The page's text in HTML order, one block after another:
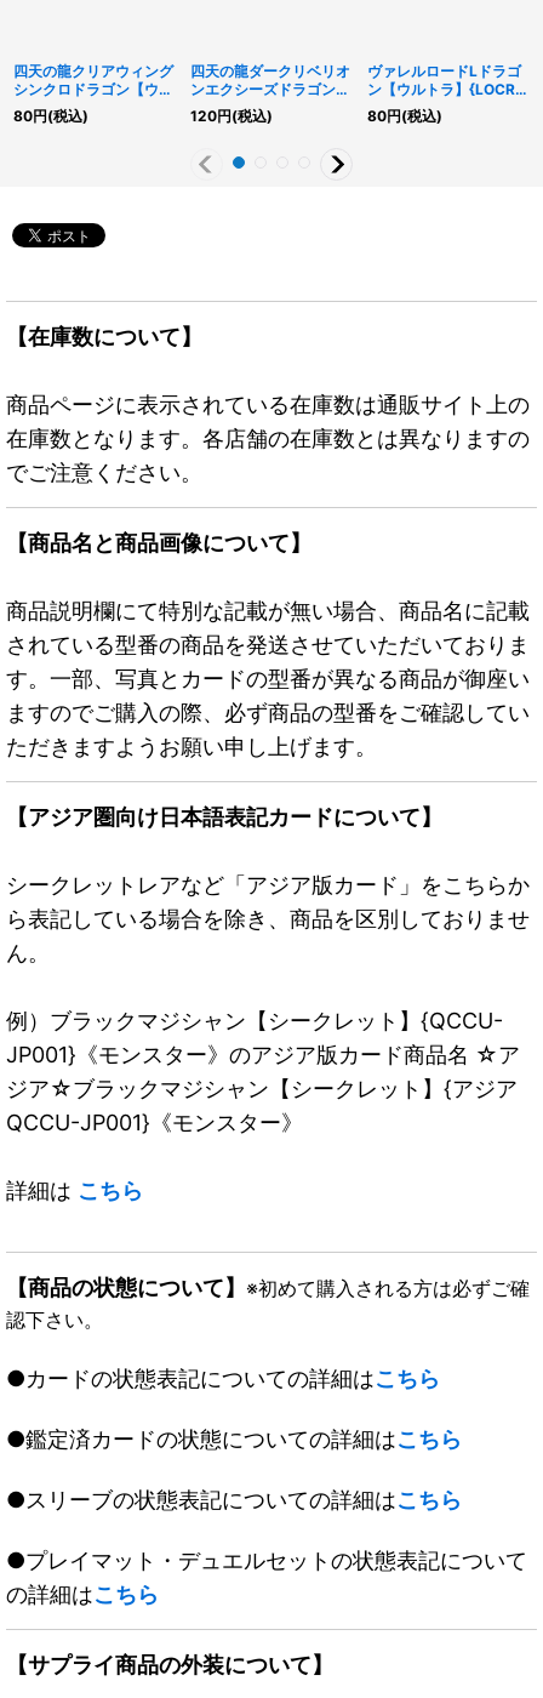
四天の龍クリアウィング
シンクロドラゴン【ウル
トラ】{LOCR-JP014}
《シンクロ》
80円(税込)
四天の龍ダークリベリオ
ンエクシーズドラゴン
【ウルトラ】{LOCR-
JP015}《エクシーズ》
120円(税込)
ヴァレルロードLドラゴ
ン【ウルトラ】{LOCR-
JP016}《リンク》
80円(税込)
【在庫数について】
商品ページに表示されている在庫数は通販サイト上の
在庫数となります。各店舗の在庫数とは異なりますの
でご注意ください。
【商品名と商品画像について】
商品説明欄にて特別な記載が無い場合、商品名に記載
されている型番の商品を発送させていただいておりま
す。一部、写真とカードの型番が異なる商品が御座い
ますのでご購入の際、必ず商品の型番をご確認してい
ただきますようお願い申し上げます。
【アジア圏向け日本語表記カードについて】
シークレットレアなど「アジア版カード」をこちらか
ら表記している場合を除き、商品を区別しておりませ
ん。
例）ブラックマジシャン【シークレット】{QCCU-
JP001}《モンスター》のアジア版カード商品名 ☆ア
ジア☆ブラックマジシャン【シークレット】{アジア
QCCU-JP001}《モンスター》
詳細は こちら
【商品の状態について】 ※初めて購入される方は必ずご確
認下さい。
●カードの状態表記についての詳細はこちら
●鑑定済カードの状態についての詳細はこちら
●スリーブの状態表記についての詳細はこちら
●プレイマット・デュエルセットの状態表記について
の詳細はこちら
【サプライ商品の外装について】